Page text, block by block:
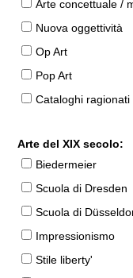
Arte concettuale /
Nuova oggettività
Op Art
Pop Art
Cataloghi
Arte del XIX secolo:
Biedermeier
Scuola di Dresden
Scuola di
Impressionismo
Stile liberty'